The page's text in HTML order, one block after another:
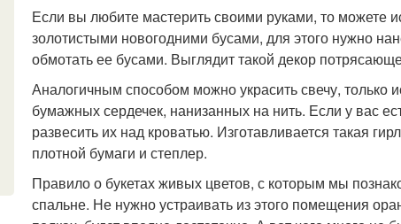
Если вы любите мастерить своими руками, то можете
золотистыми новогодними бусами, для этого нужно
обмотать ее бусами. Выглядит такой декор
Аналогичным способом можно украсить свечу, только
бумажных сердечек, нанизанных на нить. Если у вас
развесить их над кроватью. Изготавливается такая
плотной бумаги и степлер.
Правило о букетах живых цветов, с которым мы
спальне. Не нужно устраивать из этого помещения